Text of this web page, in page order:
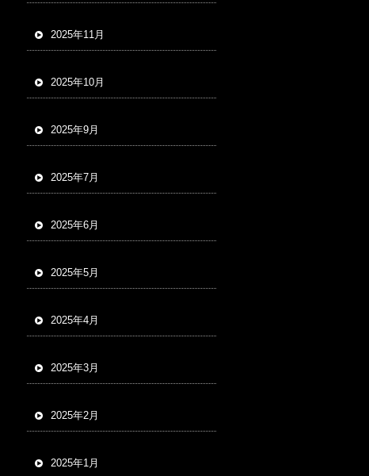
2025年11月
2025年10月
2025年9月
2025年7月
2025年6月
2025年5月
2025年4月
2025年3月
2025年2月
2025年1月